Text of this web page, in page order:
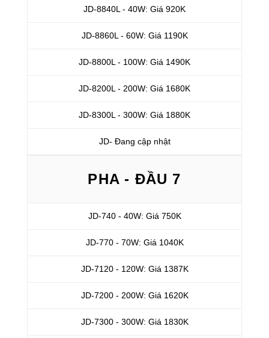
JD-8840L - 40W: Giá 920K
JD-8860L - 60W: Giá 1190K
JD-8800L - 100W: Giá 1490K
JD-8200L - 200W: Giá 1680K
JD-8300L - 300W: Giá 1880K
JD- Đang cập nhật
PHA - ĐẦU 7
JD-740 - 40W: Giá 750K
JD-770 - 70W: Giá 1040K
JD-7120 - 120W: Giá 1387K
JD-7200 - 200W: Giá 1620K
JD-7300 - 300W: Giá 1830K